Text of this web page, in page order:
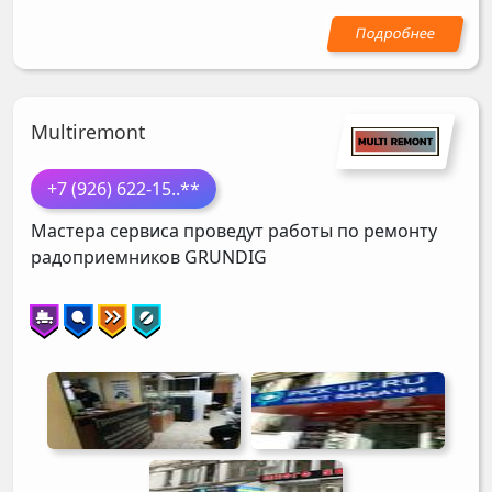
Multiremont
+7 (926) 622-15..**
Мастера сервиса проведут работы по ремонту
радоприемников GRUNDIG